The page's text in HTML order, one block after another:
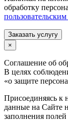
обработку
Заказать услугу
×
Соглашение об
В целях
«о защите
Присоединяясь к
данные на Сайте
заполнения